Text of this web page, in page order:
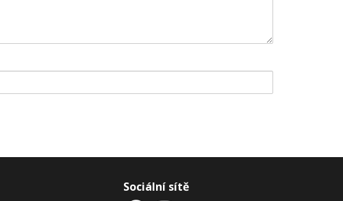
Sociální sítě